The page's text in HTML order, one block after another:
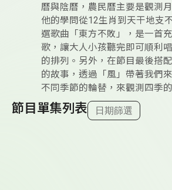
曆與陰曆，農民曆主要是觀測
他的學問從12生肖到天干地支
選歌曲「東方不敗」，是一首
歌，讓大人小孩聽完即可順利
的排列。另外，在節目最後搭配
的故事，透過「風」帶著我們
不同季節的輪替，來觀測四季
節目單集列表 日期篩選